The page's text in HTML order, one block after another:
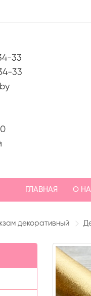
33
33
ГЛАВНАЯ О
декоративный